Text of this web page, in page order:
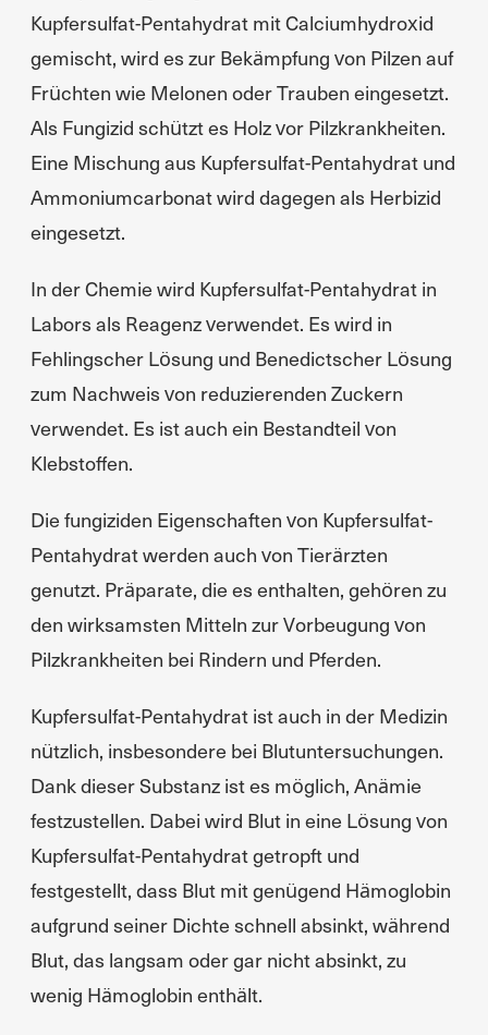
Kupfersulfat-Pentahydrat mit Calciumhydroxid
gemischt, wird es zur Bekämpfung von Pilzen auf
Früchten wie Melonen oder Trauben eingesetzt.
Als Fungizid schützt es Holz vor Pilzkrankheiten.
Eine Mischung aus Kupfersulfat-Pentahydrat und
Ammoniumcarbonat wird dagegen als Herbizid
eingesetzt.
In der Chemie wird Kupfersulfat-Pentahydrat in
Labors als Reagenz verwendet. Es wird in
Fehlingscher Lösung und Benedictscher Lösung
zum Nachweis von reduzierenden Zuckern
verwendet. Es ist auch ein Bestandteil von
Klebstoffen.
Die fungiziden Eigenschaften von Kupfersulfat-
Pentahydrat werden auch von Tierärzten
genutzt. Präparate, die es enthalten, gehören zu
den wirksamsten Mitteln zur Vorbeugung von
Pilzkrankheiten bei Rindern und Pferden.
Kupfersulfat-Pentahydrat ist auch in der Medizin
nützlich, insbesondere bei Blutuntersuchungen.
Dank dieser Substanz ist es möglich, Anämie
festzustellen. Dabei wird Blut in eine Lösung von
Kupfersulfat-Pentahydrat getropft und
festgestellt, dass Blut mit genügend Hämoglobin
aufgrund seiner Dichte schnell absinkt, während
Blut, das langsam oder gar nicht absinkt, zu
wenig Hämoglobin enthält.